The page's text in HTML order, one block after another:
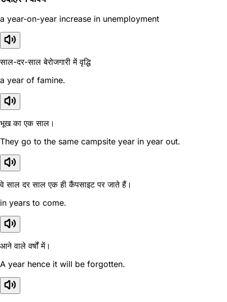
a year-on-year increase in unemployment
साल-दर-साल बेरोजगारी में वृद्धि
a year of famine.
भूख का एक साल।
They go to the same campsite year in year out.
वे साल दर साल एक ही कैंपसाइट पर जाते हैं।
in years to come.
आने वाले वर्षों में।
A year hence it will be forgotten.